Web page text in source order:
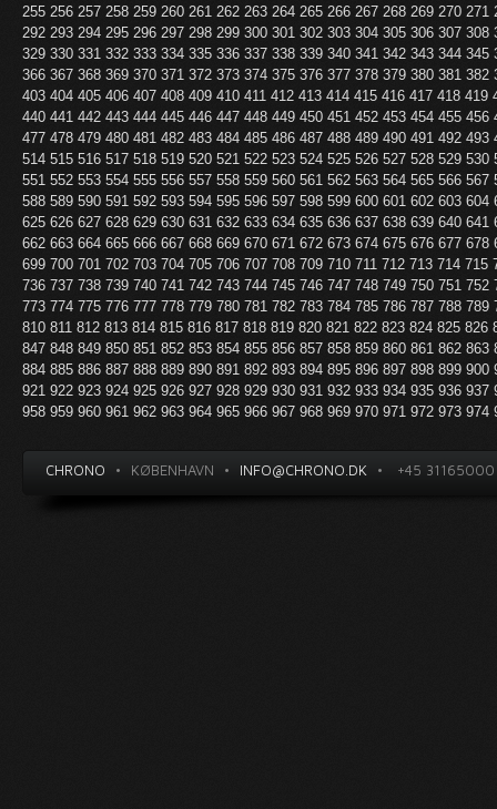
255 256 257 258 259 260 261 262 263 264 265 266 267 268 269 270 271
292 293 294 295 296 297 298 299 300 301 302 303 304 305 306 307 308
329 330 331 332 333 334 335 336 337 338 339 340 341 342 343 344 345
366 367 368 369 370 371 372 373 374 375 376 377 378 379 380 381 382
403 404 405 406 407 408 409 410 411 412 413 414 415 416 417 418 419
440 441 442 443 444 445 446 447 448 449 450 451 452 453 454 455 456
477 478 479 480 481 482 483 484 485 486 487 488 489 490 491 492 493
514 515 516 517 518 519 520 521 522 523 524 525 526 527 528 529 530
551 552 553 554 555 556 557 558 559 560 561 562 563 564 565 566 567
588 589 590 591 592 593 594 595 596 597 598 599 600 601 602 603 604
625 626 627 628 629 630 631 632 633 634 635 636 637 638 639 640 641
662 663 664 665 666 667 668 669 670 671 672 673 674 675 676 677 678
699 700 701 702 703 704 705 706 707 708 709 710 711 712 713 714 715
736 737 738 739 740 741 742 743 744 745 746 747 748 749 750 751 752
773 774 775 776 777 778 779 780 781 782 783 784 785 786 787 788 789
810 811 812 813 814 815 816 817 818 819 820 821 822 823 824 825 826
847 848 849 850 851 852 853 854 855 856 857 858 859 860 861 862 863
884 885 886 887 888 889 890 891 892 893 894 895 896 897 898 899 900
921 922 923 924 925 926 927 928 929 930 931 932 933 934 935 936 937
958 959 960 961 962 963 964 965 966 967 968 969 970 971 972 973 974
CHRONO • KØBENHAVN • INFO@CHRONO.DK • +45 31165000